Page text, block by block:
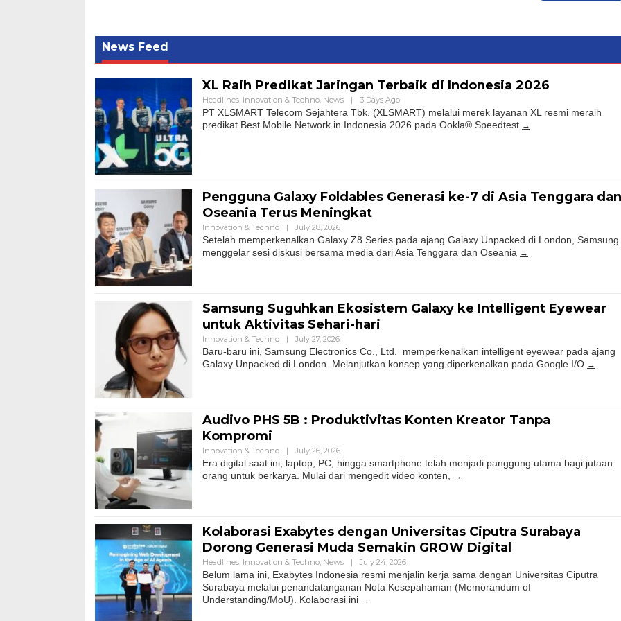
News Feed
XL Raih Predikat Jaringan Terbaik di Indonesia 2026
Headlines Innovation & Techno News | 3 Days Ago
PT XLSMART Telecom Sejahtera Tbk. (XLSMART) melalui merek layanan XL resmi meraih
predikat Best Mobile Network in Indonesia 2026 pada Ookla® Speedtest
Pengguna Galaxy Foldables Generasi ke-7 di Asia Tenggara dan
Oseania Terus Meningkat
Innovation & Techno | July 28, 2026
Setelah memperkenalkan Galaxy Z8 Series pada ajang Galaxy Unpacked di London, Samsung
menggelar sesi diskusi bersama media dari Asia Tenggara dan Oseania
Samsung Suguhkan Ekosistem Galaxy ke Intelligent Eyewear
untuk Aktivitas Sehari-hari
Innovation & Techno | July 27, 2026
Baru-baru ini, Samsung Electronics Co., Ltd. memperkenalkan intelligent eyewear pada ajang
Galaxy Unpacked di London. Melanjutkan konsep yang diperkenalkan pada Google I/O
Audivo PHS 5B : Produktivitas Konten Kreator Tanpa
Kompromi
Innovation & Techno | July 26, 2026
Era digital saat ini, laptop, PC, hingga smartphone telah menjadi panggung utama bagi jutaan
orang untuk berkarya. Mulai dari mengedit video konten,
Kolaborasi Exabytes dengan Universitas Ciputra Surabaya
Dorong Generasi Muda Semakin GROW Digital
Headlines Innovation & Techno News | July 24, 2026
Belum lama ini, Exabytes Indonesia resmi menjalin kerja sama dengan Universitas Ciputra
Surabaya melalui penandatanganan Nota Kesepahaman (Memorandum of
Understanding/MoU). Kolaborasi ini